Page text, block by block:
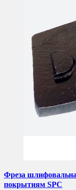
Фреза
покрытиям SPC